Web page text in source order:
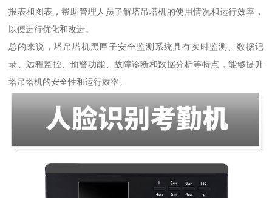
报表和图表，帮助管理人员了解塔吊塔机的使用情况和运行效率，
以便进行优化和改进。
总的来说，塔吊塔机黑匣子安全监测系统具有实时监测、数据记
录、远程监控、预警功能、故障诊断和数据分析等特点，能够提升
塔吊塔机的安全性和运行效率。